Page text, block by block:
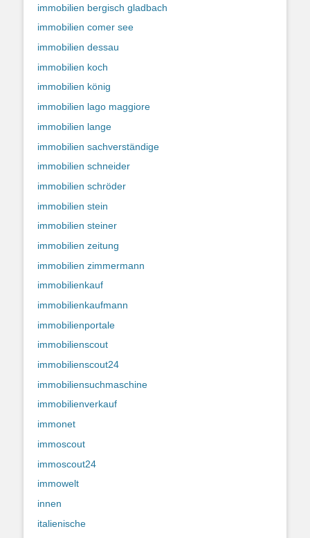
immobilien bergisch gladbach
immobilien comer see
immobilien dessau
immobilien koch
immobilien könig
immobilien lago maggiore
immobilien lange
immobilien sachverständige
immobilien schneider
immobilien schröder
immobilien stein
immobilien steiner
immobilien zeitung
immobilien zimmermann
immobilienkauf
immobilienkaufmann
immobilienportale
immobilienscout
immobilienscout24
immobiliensuchmaschine
immobilienverkauf
immonet
immoscout
immoscout24
immowelt
innen
italienische